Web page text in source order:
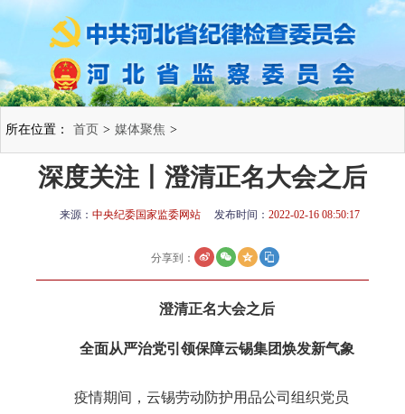
所在位置： 首页 > 媒体聚焦 >
深度关注丨澄清正名大会之后
来源： 中央纪委国家监委网站 发布时间： 2022-02-16 08:50:17
分享到：
澄清正名大会之后
全面从严治党引领保障云锡集团焕发新气象
疫情期间，云锡劳动防护用品公司组织党员